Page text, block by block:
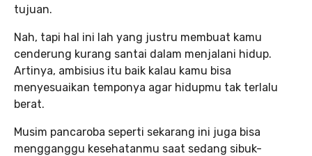
tujuan.
Nah, tapi hal ini lah yang justru membuat kamu
cenderung kurang santai dalam menjalani hidup.
Artinya, ambisius itu baik kalau kamu bisa
menyesuaikan temponya agar hidupmu tak terlalu
berat.
Musim pancaroba seperti sekarang ini juga bisa
mengganggu kesehatanmu saat sedang sibuk-